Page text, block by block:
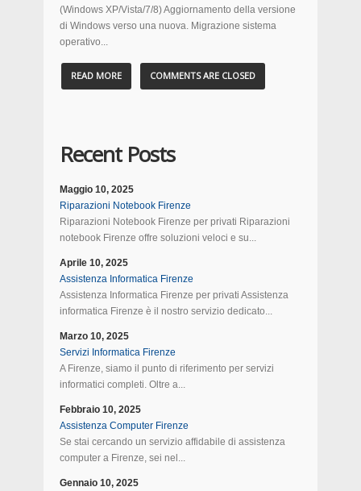
(Windows XP/Vista/7/8) Aggiornamento della versione
di Windows verso una nuova. Migrazione sistema
operativo...
READ MORE COMMENTS ARE CLOSED
Recent Posts
Maggio 10, 2025
Riparazioni Notebook Firenze
Riparazioni Notebook Firenze per privati Riparazioni
notebook Firenze offre soluzioni veloci e su...
Aprile 10, 2025
Assistenza Informatica Firenze
Assistenza Informatica Firenze per privati Assistenza
informatica Firenze è il nostro servizio dedicato...
Marzo 10, 2025
Servizi Informatica Firenze
A Firenze, siamo il punto di riferimento per servizi
informatici completi. Oltre a...
Febbraio 10, 2025
Assistenza Computer Firenze
Se stai cercando un servizio affidabile di assistenza
computer a Firenze, sei nel...
Gennaio 10, 2025